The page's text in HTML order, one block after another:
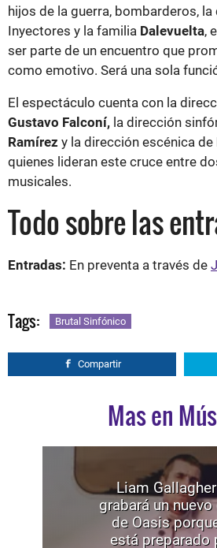
hijos de la guerra, bombarderos,
Inyectores y la familia Dalevuelta,
ser parte de un encuentro que
como emotivo. Será una sola
El espectáculo cuenta con la
Gustavo Falconí, la dirección
Ramírez y la dirección escénica de
quienes lideran este cruce entre
musicales.
Todo sobre las
Entradas: En preventa a través de
Tags: Brutal Sinfónico
Compartir
Mas en
Liam
grabará un
de Oasis
está preparado